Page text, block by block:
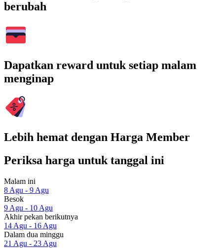
berubah
Dapatkan reward untuk setiap malam
menginap
Lebih hemat dengan Harga Member
Periksa harga untuk tanggal ini
Malam ini
8 Agu - 9 Agu
Besok
9 Agu - 10 Agu
Akhir pekan berikutnya
14 Agu - 16 Agu
Dalam dua minggu
21 Agu - 23 Agu